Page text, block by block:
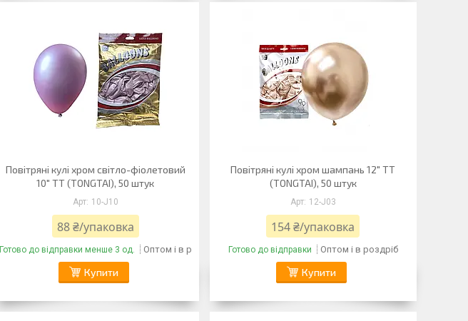
Повітряні кулі хром світло-фіолетовий
10" TT (TONGTAI), 50 штук
10-J10
88 ₴/упаковка
Готово до відправки менше 3 од. Оптом і в роздріб
Купити
Повітряні кулі хром шампань 12" TT
(TONGTAI), 50 штук
12-J03
154 ₴/упаковка
Готово до відправки Оптом і в роздріб
Купити